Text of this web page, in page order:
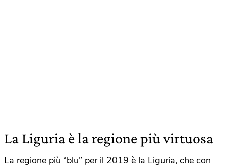
La Liguria è la regione più virtuosa
La regione più “blu” per il 2019 è la Liguria, che con